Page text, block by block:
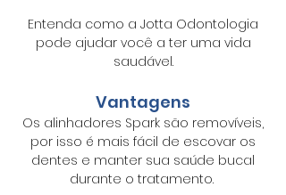
Entenda como a Jotta Odontologia
pode ajudar você a ter uma vida
saudável.
Vantagens
Os alinhadores Spark são removíveis,
por isso é mais fácil de escovar os
dentes e manter sua saúde bucal
durante o tratamento.